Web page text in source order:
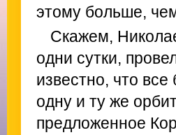
этому больше,
Скажем,
одни сутки,
известно, что
одну и ту же
предложенное